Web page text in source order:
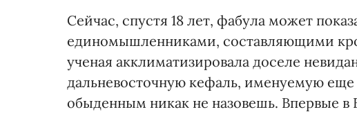
Сейчас, спустя 18 лет, фабула может
единомышленниками, составляющими
ученая акклиматизировала доселе
дальневосточную кефаль, именуемую еще
обыденным никак не назовешь. Впервые в